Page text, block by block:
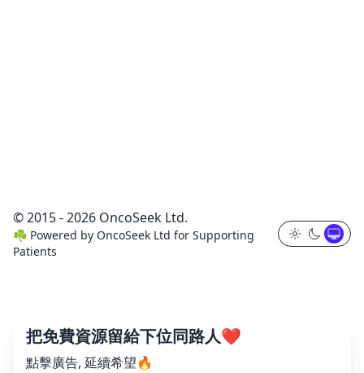
© 2015 - 2026 OncoSeek Ltd.
☘️ Powered by OncoSeek Ltd for Supporting
Patients
把免費資源留給下位同路人❤️
點擊廣告, 延續希望🔥